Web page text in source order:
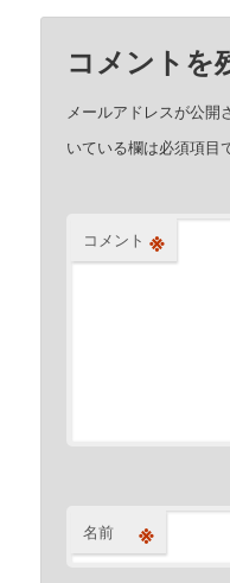
コメントを
メールアドレスが公開
いている欄は必須項目
コメント ※
名前 ※